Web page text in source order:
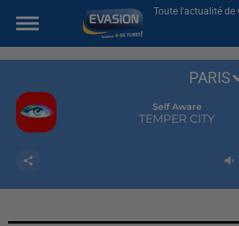
Toute l'actualité de
Self Aware
TEMPER CITY
PARIS